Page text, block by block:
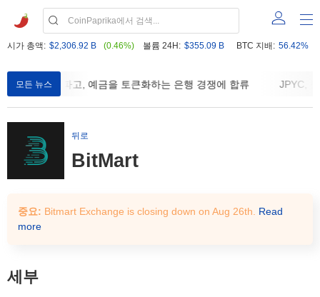
시가 총액: $2,306.92 B (0.46%) 볼륨 24H: $355.09 B BTC 지배: 56.42%
모든 뉴스웰스 파고, 예금을 토큰화하는 은행 경쟁에 합류 JPYC,
뒤로
BitMart
중요: Bitmart Exchange is closing down on Aug 26th. Read
more
세부